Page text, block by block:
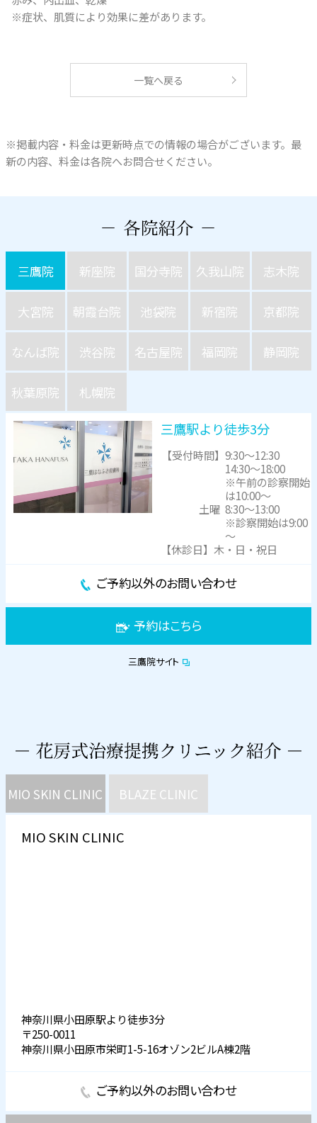
※症状、肌質により効果に差があります。
一覧へ戻る
※掲載内容・料金は更新時点での情報の場合がございます。最
新の内容、料金は各院へお問合せください。
三鷹院 新座院 国分寺院 久我山院 志木院
大宮院 朝霞台院 池袋院 新宿院 京都院
なんば院 渋谷院 名古屋院 福岡院 静岡院
秋葉原院 札幌院
三鷹駅より徒歩3分
【受付時間】9:30～12:30
14:30～18:00
※午前の診察開始
は10:00～
土曜 8:30～13:00
※診察開始は9:00
～
【休診日】木・日・祝日
ご予約以外のお問い合わせ
予約はこちら
三鷹院サイト
MIO SKIN CLINIC BLAZE CLINIC
MIO SKIN CLINIC
神奈川県小田原駅より徒歩3分
〒250-0011
神奈川県小田原市栄町1-5-16オゾン2ビルA棟2階
ご予約以外のお問い合わせ